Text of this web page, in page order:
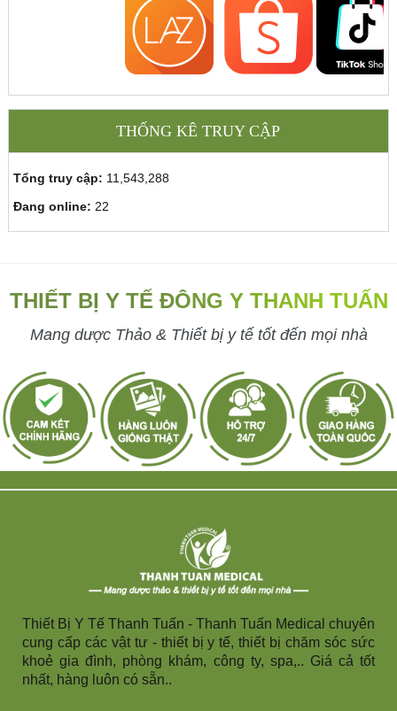
THỐNG KÊ TRUY CẬP
Tổng truy cập: 11,543,288
Đang online: 22
THIẾT BỊ Y TẾ ĐÔNG Y THANH TUẤN
Mang dược Thảo & Thiết bị y tế tốt đến mọi nhà
Thiết Bị Y Tế Thanh Tuấn - Thanh Tuấn Medical chuyên
cung cấp các vật tư - thiết bị y tế, thiết bị chăm sóc sức
khoẻ gia đình, phòng khám, công ty, spa,.. Giá cả tốt
nhất, hàng luôn có sẵn..